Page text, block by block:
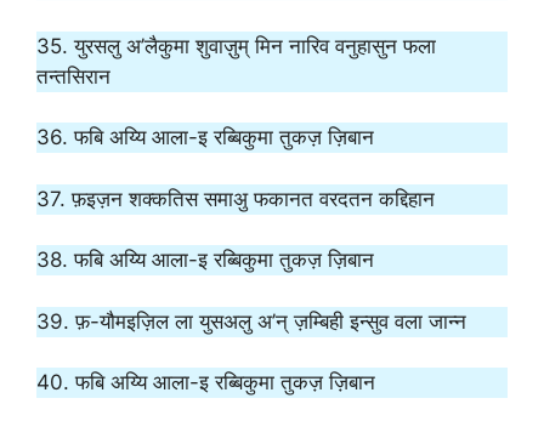
35. युरसलु अ’लैकुमा शुवाज़ुम् मिन नारिव वनुहासुन फला
तन्तसिरान
36. फबि अय्यि आला-इ रब्बिकुमा तुकज़ ज़िबान
37. फ़इज़न शक्कतिस समाअु फकानत वरदतन कद्दिहान
38. फबि अय्यि आला-इ रब्बिकुमा तुकज़ ज़िबान
39. फ़-यौमइज़िल ला युसअलु अ’न् ज़म्बिही इन्सुव वला जान्न
40. फबि अय्यि आला-इ रब्बिकुमा तुकज़ ज़िबान